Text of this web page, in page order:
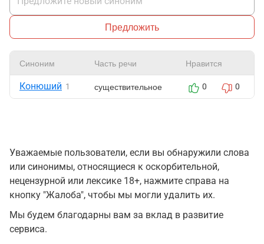
Предложить
Синоним Часть речи Нравится
Конюший 1 существительное 0 0
Уважаемые пользователи, если вы обнаружили слова
или синонимы, относящиеся к оскорбительной,
нецензурной или лексике 18+, нажмите справа на
кнопку "Жалоба", чтобы мы могли удалить их.
Мы будем благодарны вам за вклад в развитие
сервиса.